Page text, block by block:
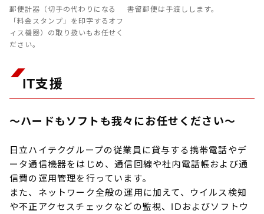
郵便計器（切手の代わりになる
「料金スタンプ」を印字するオフ
ィス機器）の取り扱いもお任せく
ださい。
書留郵便は手渡しします。
IT支援
～ハードもソフトも我々にお任せください～
日立ハイテクグループの従業員に貸与する携帯電話やデ
ータ通信機器をはじめ、通信回線や社内電話帳および通
信費の運用管理を行っています。
また、ネットワーク全般の運用に加えて、ウイルス検知
や不正アクセスチェックなどの監視、IDおよびソフトウ